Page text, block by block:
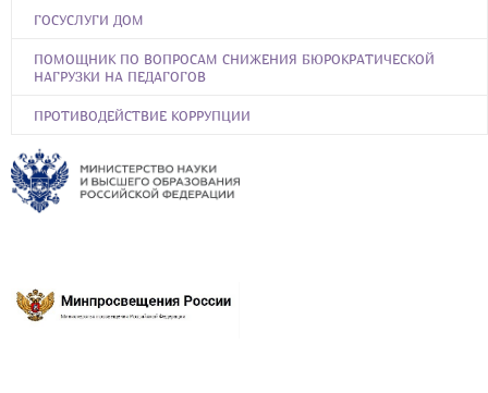
ГОСУСЛУГИ ДОМ
ПОМОЩНИК ПО ВОПРОСАМ СНИЖЕНИЯ БЮРОКРАТИЧЕСКОЙ
НАГРУЗКИ НА ПЕДАГОГОВ
ПРОТИВОДЕЙСТВИЕ КОРРУПЦИИ